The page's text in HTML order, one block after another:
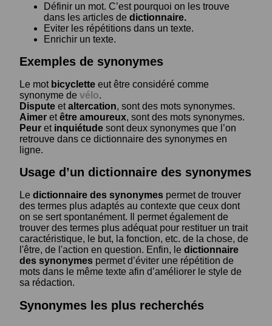
Définir un mot. C’est pourquoi on les trouve
dans les articles de dictionnaire.
Eviter les répétitions dans un texte.
Enrichir un texte.
Exemples de synonymes
Le mot bicyclette eut être considéré comme
synonyme de vélo.
Dispute etaltercation, sont des mots synonymes.
Aimer etêtre amoureux, sont des mots synonymes.
Peur et inquiétude sont deux synonymes que l’on
retrouve dans ce dictionnaire des synonymes en
ligne.
Usage d’un dictionnaire des synonymes
Le dictionnaire des synonymes permet de trouver
des termes plus adaptés au contexte que ceux dont
on se sert spontanément. Il permet également de
trouver des termes plus adéquat pour restituer un trait
caractéristique, le but, la fonction, etc. de la chose, de
l'être, de l'action en question. Enfin, le dictionnaire
des synonymes permet d’éviter une répétition de
mots dans le même texte afin d’améliorer le style de
sa rédaction.
Synonymes les plus recherchés